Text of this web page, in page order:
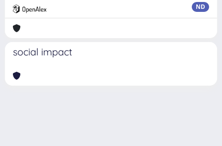
ND
social impact